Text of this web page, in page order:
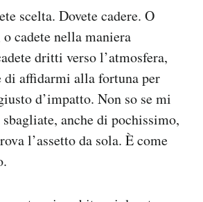
scelta. Dovete cadere. O
cadete nella maniera
dritti verso l’atmosfera,
di affidarmi alla fortuna per
d’impatto. Non so se mi
anche di pochissimo,
l’assetto da sola. È come